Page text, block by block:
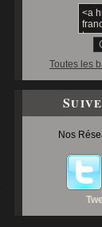
Toutes les
S
Nos